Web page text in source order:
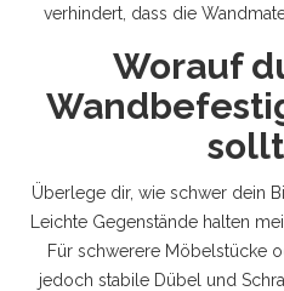
verhindert, dass die
Worauf
Überlege dir, wie schwer dein
Leichte Gegenstände halten
Für schwerere Möbelstücke
jedoch stabile Dübel und